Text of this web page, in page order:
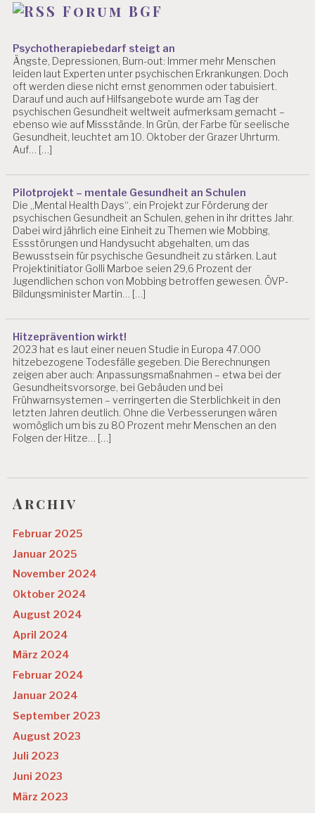
Forum BGF
Psychotherapiebedarf steigt an
Ängste, Depressionen, Burn-out: Immer mehr Menschen
leiden laut Experten unter psychischen Erkrankungen. Doch
oft werden diese nicht ernst genommen oder tabuisiert.
Darauf und auch auf Hilfsangebote wurde am Tag der
psychischen Gesundheit weltweit aufmerksam gemacht –
ebenso wie auf Missstände. In Grün, der Farbe für seelische
Gesundheit, leuchtet am 10. Oktober der Grazer Uhrturm.
Auf… […]
Pilotprojekt – mentale Gesundheit an Schulen
Die „Mental Health Days“, ein Projekt zur Förderung der
psychischen Gesundheit an Schulen, gehen in ihr drittes Jahr.
Dabei wird jährlich eine Einheit zu Themen wie Mobbing,
Essstörungen und Handysucht abgehalten, um das
Bewusstsein für psychische Gesundheit zu stärken. Laut
Projektinitiator Golli Marboe seien 29,6 Prozent der
Jugendlichen schon von Mobbing betroffen gewesen. ÖVP-
Bildungsminister Martin… […]
Hitzeprävention wirkt!
2023 hat es laut einer neuen Studie in Europa 47.000
hitzebezogene Todesfälle gegeben. Die Berechnungen
zeigen aber auch: Anpassungsmaßnahmen – etwa bei der
Gesundheitsvorsorge, bei Gebäuden und bei
Frühwarnsystemen – verringerten die Sterblichkeit in den
letzten Jahren deutlich. Ohne die Verbesserungen wären
womöglich um bis zu 80 Prozent mehr Menschen an den
Folgen der Hitze… […]
Archiv
Februar 2025
Januar 2025
November 2024
Oktober 2024
August 2024
April 2024
März 2024
Februar 2024
Januar 2024
September 2023
August 2023
Juli 2023
Juni 2023
März 2023